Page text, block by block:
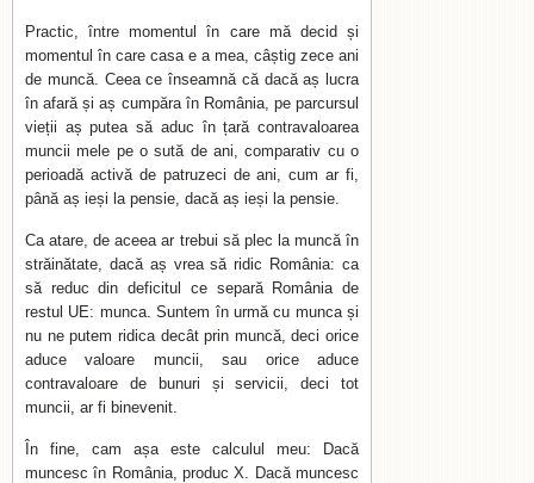
Practic, între momentul în care mă decid și
momentul în care casa e a mea, câștig zece ani
de muncă. Ceea ce înseamnă că dacă aș lucra
în afară și aș cumpăra în România, pe parcursul
vieții aș putea să aduc în țară contravaloarea
muncii mele pe o sută de ani, comparativ cu o
perioadă activă de patruzeci de ani, cum ar fi,
până aș ieși la pensie, dacă aș ieși la pensie.
Ca atare, de aceea ar trebui să plec la muncă în
străinătate, dacă aș vrea să ridic România: ca
să reduc din deficitul ce separă România de
restul UE: munca. Suntem în urmă cu munca și
nu ne putem ridica decât prin muncă, deci orice
aduce valoare muncii, sau orice aduce
contravaloare de bunuri și servicii, deci tot
muncii, ar fi binevenit.
În fine, cam așa este calculul meu: Dacă
muncesc în România, produc X. Dacă muncesc